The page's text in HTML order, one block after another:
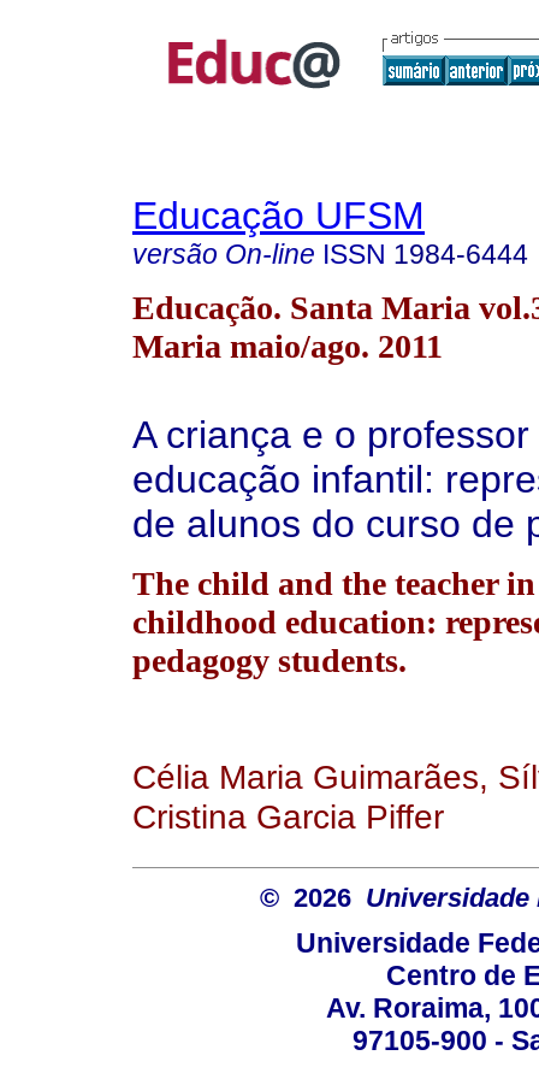
Educação UFSM
versão On-line ISSN 1984-6444
Educação. Santa Maria
Maria maio/ago. 2011
A criança e o professor
educação infantil:
de alunos do curso de
The child and the teacher
childhood education:
pedagogy students.
Célia Maria Guimarães,
Cristina Garcia Piffer
© 2026 Universidade
Universidade
Centro de
Av. Roraima,
97105-900 -